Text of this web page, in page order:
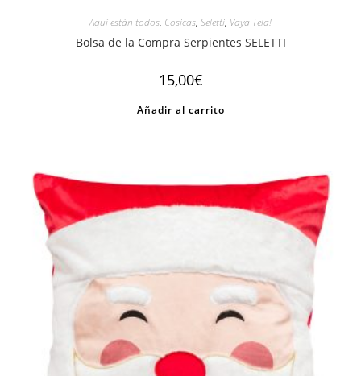
Aquí están todos, Cosicas, Seletti, Vaya Tela!
Bolsa de la Compra Serpientes SELETTI
15,00€
Añadir al carrito